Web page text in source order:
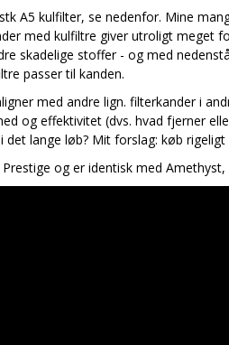
A5 kulfilter, se nedenfor. Mine
med kulfiltre giver utroligt meget
skadelige stoffer - og med
passer til kanden.
med andre lign. filterkander i
og effektivitet (dvs. hvad fjerner
det lange løb? Mit forslag: køb
og er identisk med